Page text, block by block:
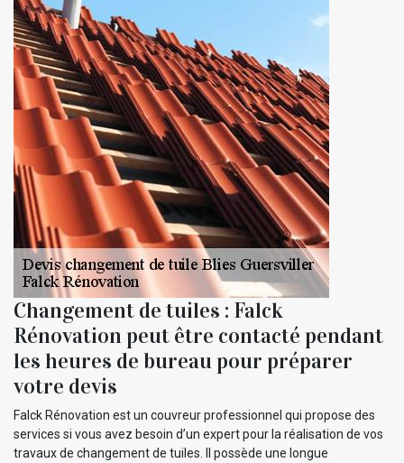
Changement de tuiles : Falck
Rénovation peut être contacté pendant
les heures de bureau pour préparer
votre devis
Falck Rénovation est un couvreur professionnel qui propose des
services si vous avez besoin d’un expert pour la réalisation de vos
travaux de changement de tuiles. Il possède une longue